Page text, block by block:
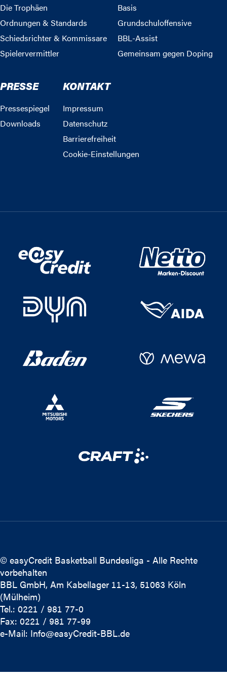
Die Trophäen
Ordnungen & Standards
Schiedsrichter & Kommissare
Spielervermittler
Basis
Grundschuloffensive
BBL-Assist
Gemeinsam gegen Doping
PRESSE
Pressespiegel
Downloads
KONTAKT
Impressum
Datenschutz
Barrierefreiheit
Cookie-Einstellungen
© easyCredit Basketball Bundesliga - Alle Rechte
vorbehalten
BBL GmbH, Am Kabellager 11-13, 51063 Köln
(Mülheim)
Tel.: 0221 / 981 77-0
Fax: 0221 / 981 77-99
e-Mail: Info@easyCredit-BBL.de